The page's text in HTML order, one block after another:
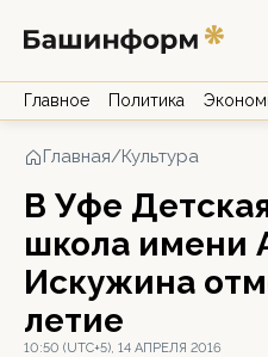
Главное Политика
Главная/Культура
В Уфе
школа имени
Искужина
летие
10:50 (UTC+5), 14 АПРЕЛЯ 2016